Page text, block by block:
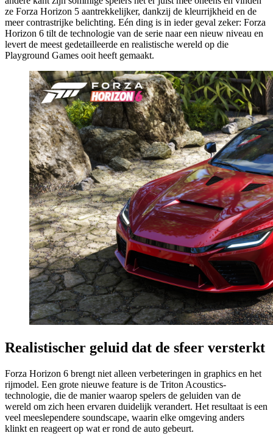
ze Forza Horizon 5 aantrekkelijker, dankzij de kleurrijkheid en de
meer contrastrijke belichting. Eén ding is in ieder geval zeker: Forza
Horizon 6 tilt de technologie van de serie naar een nieuw niveau en
levert de meest gedetailleerde en realistische wereld op die
Playground Games ooit heeft gemaakt.
Realistischer geluid dat de sfeer versterkt
Forza Horizon 6 brengt niet alleen verbeteringen in graphics en het
rijmodel. Een grote nieuwe feature is de Triton Acoustics-
technologie, die de manier waarop spelers de geluiden van de
wereld om zich heen ervaren duidelijk verandert. Het resultaat is een
veel meeslependere soundscape, waarin elke omgeving anders
klinkt en reageert op wat er rond de auto gebeurt.